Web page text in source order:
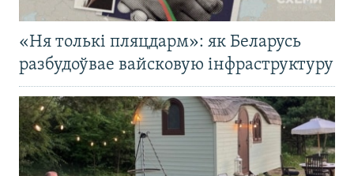
«Ня толькі пляцдарм»: як Беларусь
разбудоўвае вайсковую інфраструктуру